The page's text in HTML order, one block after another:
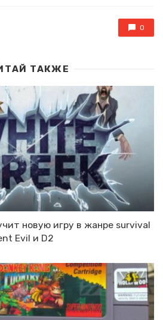
0
ТАКЖЕ
новую игру в жанре survival
Evil и D2